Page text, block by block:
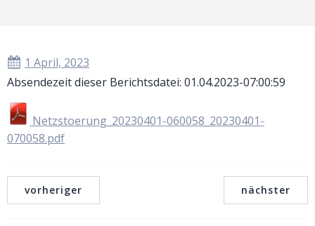
1 April, 2023
Absendezeit dieser Berichtsdatei: 01.04.2023-07:00:59
Netzstoerung_20230401-060058_20230401-
070058.pdf
vorheriger nächster